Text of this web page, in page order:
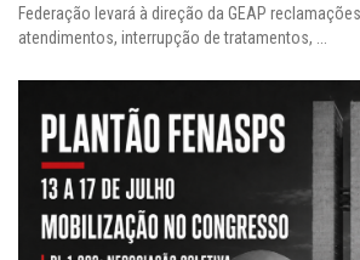
Federação levará à direção da GEAP
atendimentos, interrupção de tratamentos, ...